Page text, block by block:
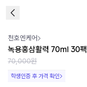
천호엔케어
녹용홍삼활력 70ml 30팩
70,000원
학생인증 후 가격 확인